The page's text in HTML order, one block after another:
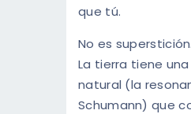
que tú.
No es
La tierra tiene
natural (la
Schumann) que